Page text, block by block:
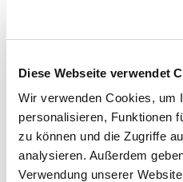
Diese Webseite verwendet
Wir verwenden Cookies, um
personalisieren, Funktionen
zu können und die Zugriffe
analysieren. Außerdem
Verwendung unserer
lors d'une visite au paradis
Noire. Ou offre l'élixir pour
cadeau.
Ici vous trouverez les
de livraison .